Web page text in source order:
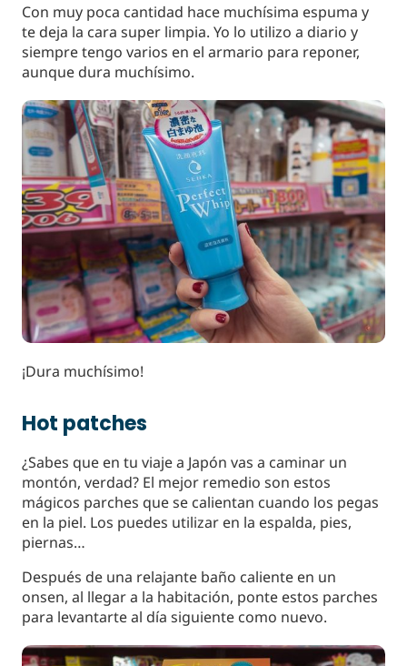
Con muy poca cantidad hace muchísima espuma y
te deja la cara super limpia. Yo lo utilizo a diario y
siempre tengo varios en el armario para reponer,
aunque dura muchísimo.
¡Dura muchísimo!
Hot patches
¿Sabes que en tu viaje a Japón vas a caminar un
montón, verdad? El mejor remedio son estos
mágicos parches que se calientan cuando los pegas
en la piel. Los puedes utilizar en la espalda, pies,
piernas…
Después de una relajante baño caliente en un
onsen, al llegar a la habitación, ponte estos parches
para levantarte al día siguiente como nuevo.